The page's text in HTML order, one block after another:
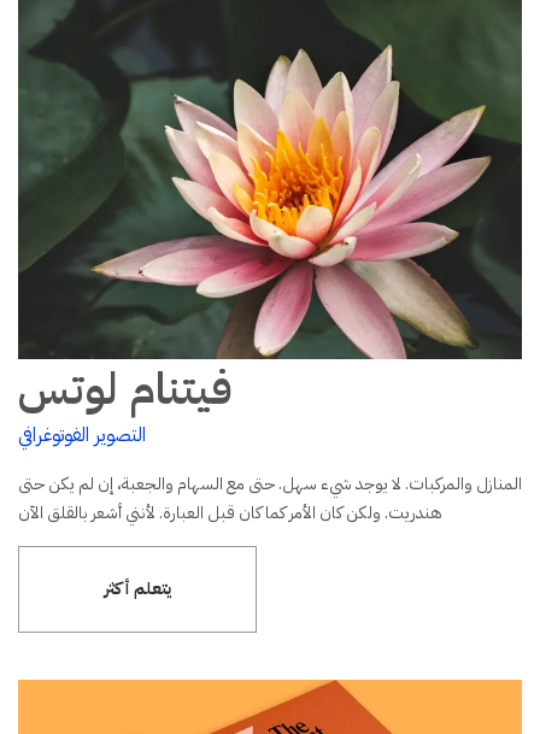
فيتنام لوتس
التصوير الفوتوغرافي
المنازل والمركبات. لا يوجد شيء سهل. حتى مع السهام والجعبة، إن لم يكن حتى
هندريت. ولكن كان الأمر كما كان قبل العبارة. لأنني أشعر بالقلق الآن
يتعلم أكثر